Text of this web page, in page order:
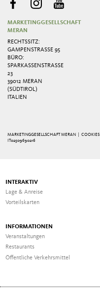
MARKETINGGESELLSCHAFT
MERAN
RECHTSSITZ:
GAMPENSTRASSE 95
BÜRO:
SPARKASSENSTRASSE 2
3
39012 MERAN
(SÜDTIROL)
ITALIEN
MARKETINGGESELLSCHAFT MERAN | COOKIES
IT02509690216
INTERAKTIV
Lage & Anreise
Vorteilskarten
INFORMATIONEN
Veranstaltungen
Restaurants
Öffentliche Verkehrsmittel